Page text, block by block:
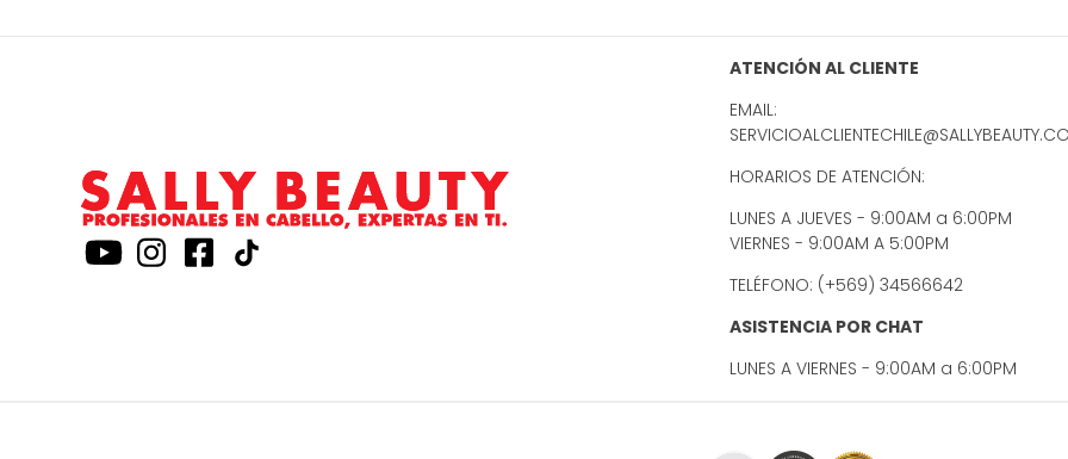
ATENCIÓN AL CLIENTE
EMAIL:
HORARIOS DE ATENCIÓN:
LUNES A JUEVES - 9:00AM a 6:00PM
VIERNES - 9:00AM A 5:00PM
TELÉFONO: (+569) 34566642
ASISTENCIA POR CHAT
LUNES A VIERNES - 9:00AM a 6:00PM